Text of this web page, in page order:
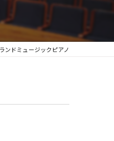
ドミュージックピアノ